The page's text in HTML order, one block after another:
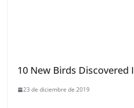
10 New Birds Discovered
23 de diciembre de 2019